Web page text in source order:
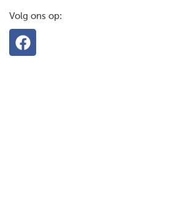
Volg ons op: